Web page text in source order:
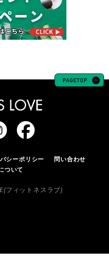
シーポリシー
問い合わせ
ついて
フィットネスラブ)